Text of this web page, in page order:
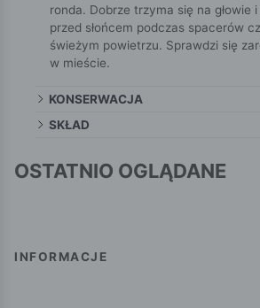
ronda. Dobrze trzyma się na głowie
przed słońcem podczas spacerów
świeżym powietrzu. Sprawdzi się
w mieście.
KONSERWACJA
SKŁAD
OSTATNIO OGLĄDANE
INFORMACJE